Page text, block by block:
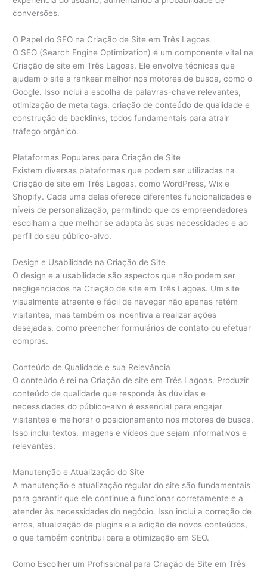
conversões.
O Papel do SEO na Criação de Site em Três Lagoas
O SEO (Search Engine Optimization) é um componente vital na
Criação de site em Três Lagoas. Ele envolve técnicas que
ajudam o site a rankear melhor nos motores de busca, como o
Google. Isso inclui a escolha de palavras-chave relevantes,
otimização de meta tags, criação de conteúdo de qualidade e
construção de backlinks, todos fundamentais para atrair
tráfego orgânico.
Plataformas Populares para Criação de Site
Existem diversas plataformas que podem ser utilizadas na
Criação de site em Três Lagoas, como WordPress, Wix e
Shopify. Cada uma delas oferece diferentes funcionalidades e
níveis de personalização, permitindo que os empreendedores
escolham a que melhor se adapta às suas necessidades e ao
perfil do seu público-alvo.
Design e Usabilidade na Criação de Site
O design e a usabilidade são aspectos que não podem ser
negligenciados na Criação de site em Três Lagoas. Um site
visualmente atraente e fácil de navegar não apenas retém
visitantes, mas também os incentiva a realizar ações
desejadas, como preencher formulários de contato ou efetuar
compras.
Conteúdo de Qualidade e sua Relevância
O conteúdo é rei na Criação de site em Três Lagoas. Produzir
conteúdo de qualidade que responda às dúvidas e
necessidades do público-alvo é essencial para engajar
visitantes e melhorar o posicionamento nos motores de busca.
Isso inclui textos, imagens e vídeos que sejam informativos e
relevantes.
Manutenção e Atualização do Site
A manutenção e atualização regular do site são fundamentais
para garantir que ele continue a funcionar corretamente e a
atender às necessidades do negócio. Isso inclui a correção de
erros, atualização de plugins e a adição de novos conteúdos,
o que também contribui para a otimização em SEO.
Como Escolher um Profissional para Criação de Site em Três